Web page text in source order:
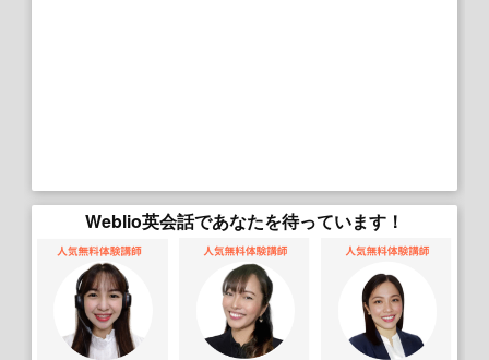
Weblio英会話であなたを待っています！